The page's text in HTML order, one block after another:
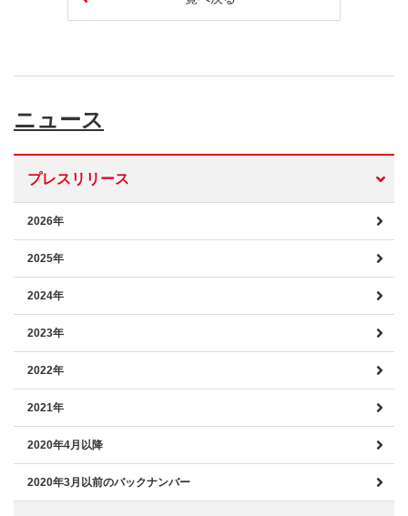
ニュース
プレスリリース
2026年
2025年
2024年
2023年
2022年
2021年
2020年4月以降
2020年3月以前のバックナンバー